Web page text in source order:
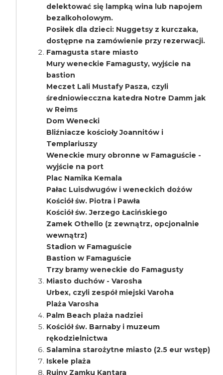
delektować się lampką wina lub napojem
bezalkoholowym.
Posiłek dla dzieci: Nuggetsy z kurczaka,
dostępne na zamówienie przy rezerwacji.
Famagusta stare miasto
Mury weneckie Famagusty, wyjście na
bastion
Meczet Lali Mustafy Pasza, czyli
średniowiecczna katedra Notre Damm jak
w Reims
Dom Wenecki
Bliźniacze kościoły Joannitów i
Templariuszy
Weneckie mury obronne w Famaguście -
wyjście na port
Plac Namika Kemala
Pałac Luisdwugów i weneckich dożów
Kościół św. Piotra i Pawła
Kościół św. Jerzego Łacińskiego
Zamek Othello (z zewnątrz, opcjonalnie
wewnątrz)
Stadion w Famaguście
Bastion w Famaguście
Trzy bramy weneckie do Famagusty
Miasto duchów - Varosha
Urbex, czyli zespół miejski Varoha
Plaża Varosha
Palm Beach plaża nadziei
Kościół św. Barnaby i muzeum
rękodzielnictwa
Salamina starożytne miasto (2.5 eur wstęp)
Iskele plaża
Ruiny Zamku Kantara